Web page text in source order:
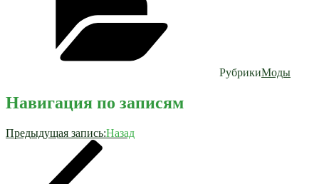
РубрикиМоды
Навигация по записям
Предыдущая запись:Назад